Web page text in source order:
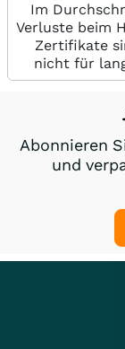
Im
Verluste beim
Zertifikate
nicht für
Abonnieren
und